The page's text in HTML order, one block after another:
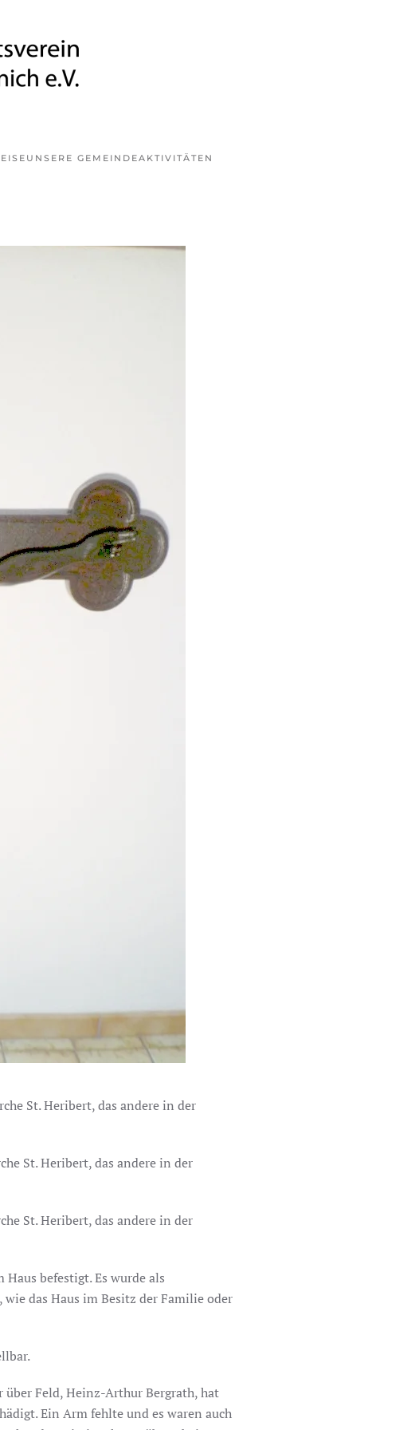
UNSERE GEMEINDEAKTIVITÄTEN
St. Heribert, das andere in der
St. Heribert, das andere in der
St. Heribert, das andere in der
befestigt. Es wurde als
das Haus im Besitz der Familie oder
über Feld, Heinz-Arthur Bergrath, hat
Ein Arm fehlte und es waren auch